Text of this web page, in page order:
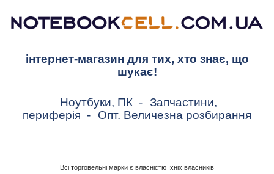
інтернет-магазин для тих, хто знає, що
шукає!
Ноутбуки, ПК - Запчастини,
периферія - Опт. Величезна розбирання
Всі торговельні марки є власністю їхніх власників